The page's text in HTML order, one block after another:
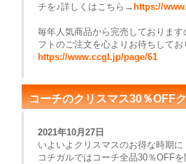
チを♪詳しくはこちら→ https://
毎年人気商品から完売しておりま
フトのご注文を心よりお待ちして
https://www.ccgl.jp/page/61
コーチのクリスマス30％OFF
2021年10月27日
いよいよクリスマスのお得な時期に
コチガルではコーチ全品30％OFFを